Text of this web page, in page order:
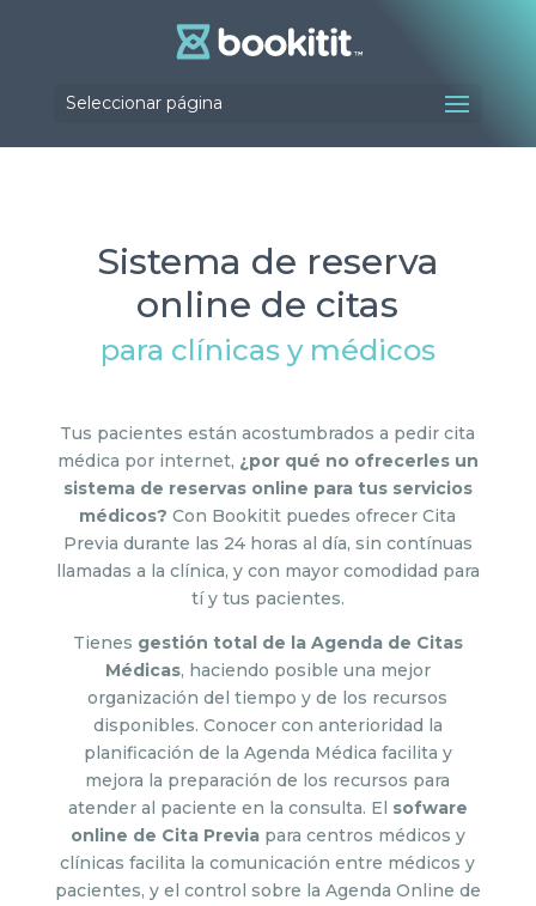
Seleccionar página
Sistema de reserva
online de citas
para clínicas y médicos
Tus pacientes están acostumbrados a pedir cita
médica por internet, ¿por qué no ofrecerles un
sistema de reservas online para tus servicios
médicos? Con Bookitit puedes ofrecer Cita
Previa durante las 24 horas al día, sin contínuas
llamadas a la clínica, y con mayor comodidad para
tí y tus pacientes.
Tienes gestión total de la Agenda de Citas
Médicas, haciendo posible una mejor
organización del tiempo y de los recursos
disponibles. Conocer con anterioridad la
planificación de la Agenda Médica facilita y
mejora la preparación de los recursos para
atender al paciente en la consulta. El sofware
online de Cita Previapara centros médicos y
clínicas facilita la comunicación entre médicos y
pacientes, y el control sobre la Agenda Online de